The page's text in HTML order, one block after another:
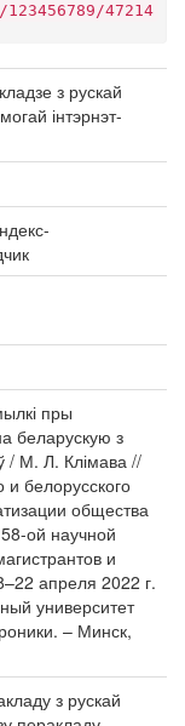
47214
з рускай
інтэрнэт-
пры
беларускую з
/ М. Л. Клімава //
и белорусского
общества
ой научной
и
апреля 2022 г.
университет
– Минск,
з рускай